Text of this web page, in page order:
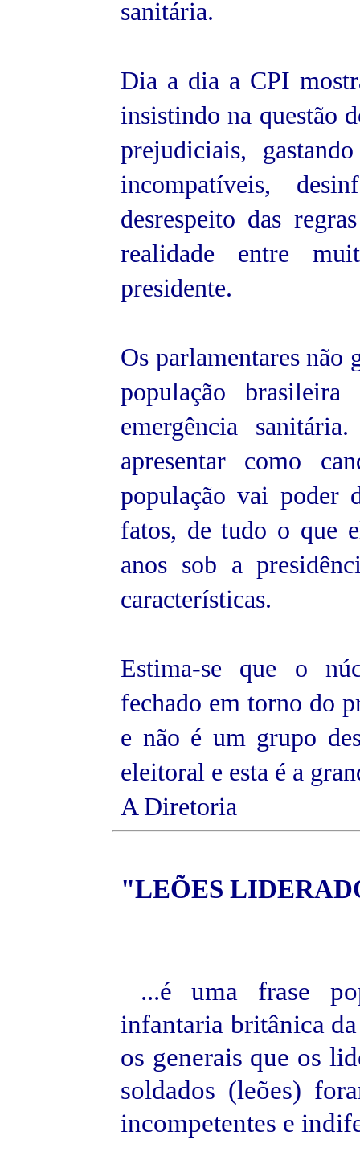
sanitária.
Dia a dia a CPI
insistindo na questão
prejudiciais,
incompatíveis,
desrespeito das
realidade entre
presidente.
Os parlamentares não
população
emergência
apresentar como
população vai poder
fatos, de tudo o que
anos sob a
características.
Estima-se que o
fechado em torno do
e não é um grupo
eleitoral e esta é a
A Diretoria
"LEÕES
...é uma frase
infantaria britânica
os generais que os
soldados (leões)
incompetentes e